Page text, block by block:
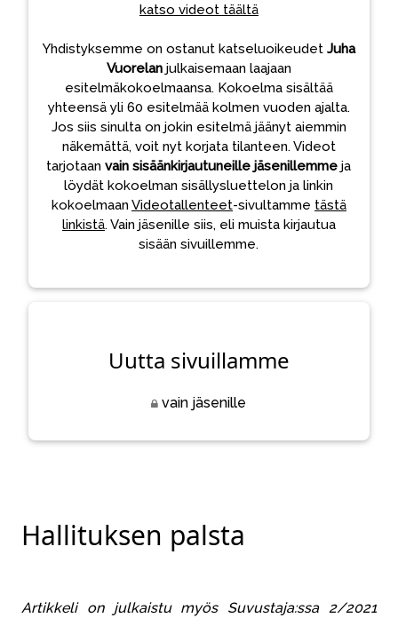
katso videot täältä
Yhdistyksemme on ostanut katseluoikeudet Juha
Vuorelanjulkaisemaan laajaan
esitelmäkokoelmaansa. Kokoelma sisältää
yhteensä yli 60 esitelmää kolmen vuoden ajalta.
Jos siis sinulta on jokin esitelmä jäänyt aiemmin
näkemättä, voit nyt korjata tilanteen. Videot
tarjotaanvain sisäänkirjautuneille jäsenillemme ja
löydät kokoelman sisällysluettelon ja linkin
kokoelmaan Videotallenteet-sivultamme tästä
linkistä. Vain jäsenille siis, eli muista kirjautua
sisään sivuillemme.
Uutta sivuillamme
vain jäsenille
Hallituksen palsta
Artikkeli on julkaistu myös Suvustaja:ssa 2/2021